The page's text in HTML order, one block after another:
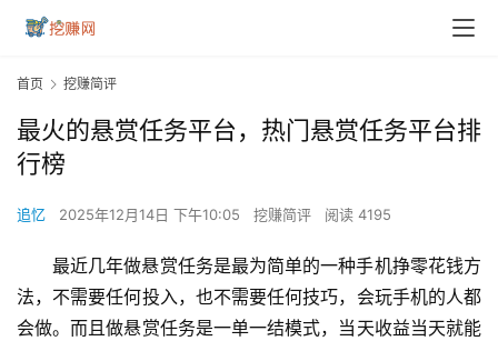
首页 挖赚简评
最火的悬赏任务平台，热门悬赏任务平台排
行榜
追忆 2025年12月14日 下午10:05 挖赚简评 阅读 4195
最近几年做悬赏任务是最为简单的一种手机挣零花钱方
法，不需要任何投入，也不需要任何技巧，会玩手机的人都
会做。而且做悬赏任务是一单一结模式，当天收益当天就能